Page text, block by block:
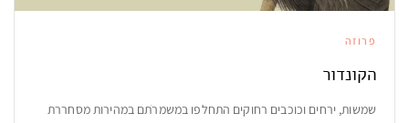
פרוזה
הקונדור
שמשות, ירחים וכוכבים רחוקים התחלפו במשמרֹתם במהירות מסחררת